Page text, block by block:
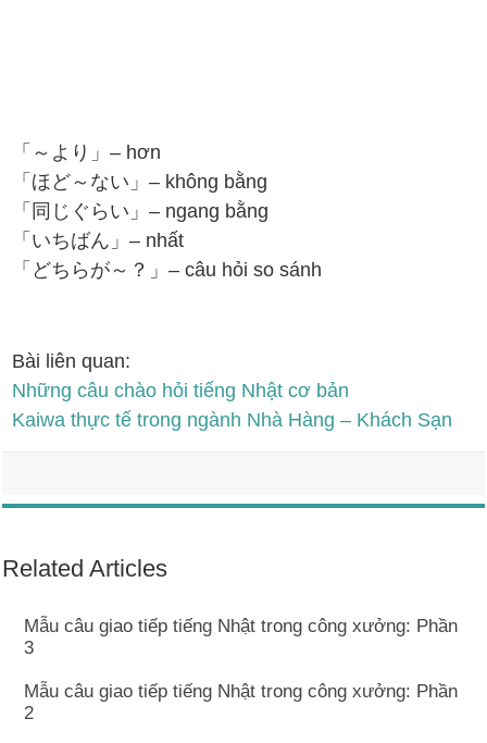
「～より」– hơn
「ほど～ない」– không bằng
「同じぐらい」– ngang bằng
「いちばん」– nhất
「どちらが～？」– câu hỏi so sánh
Bài liên quan:
Những câu chào hỏi tiếng Nhật cơ bản
Kaiwa thực tế trong ngành Nhà Hàng – Khách Sạn
Related Articles
Mẫu câu giao tiếp tiếng Nhật trong công xưởng: Phần
3
Mẫu câu giao tiếp tiếng Nhật trong công xưởng: Phần
2